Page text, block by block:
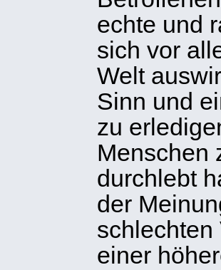
echte und
sich vor
Welt
Sinn und
zu
Menschen
durchlebt
der
schlechten
einer